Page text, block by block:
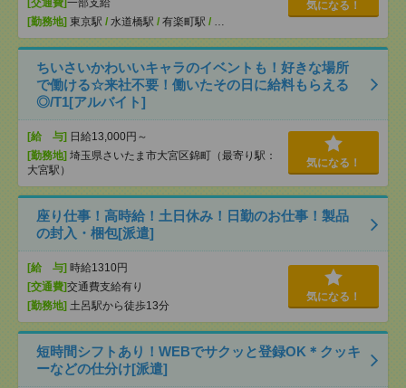
[交通費] 一部支給
[勤務地] 東京駅 / 水道橋駅 / 有楽町駅 / …
気になる！
ちいさいかわいいキャラのイベントも！好きな場所
で働ける☆来社不要！働いたその日に給料もらえる
◎/T1[アルバイト]
[給 与] 日給13,000円～
[勤務地] 埼玉県さいたま市大宮区錦町（最寄り駅：
大宮駅）
気になる！
座り仕事！高時給！土日休み！日勤のお仕事！製品
の封入・梱包[派遣]
[給 与] 時給1310円
[交通費]交通費支給有り
[勤務地] 土呂駅から徒歩13分
気になる！
短時間シフトあり！WEBでサクッと登録OK＊クッキ
ーなどの仕分け[派遣]